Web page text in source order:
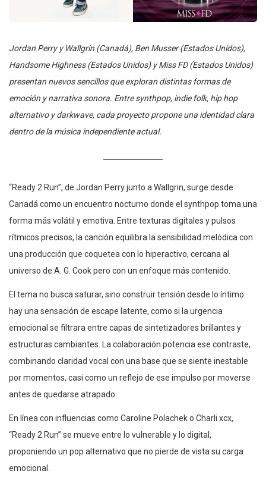
Jordan Perry y Wallgrin (Canadá), Ben Musser (Estados Unidos),
Handsome Highness (Estados Unidos) y Miss FD (Estados Unidos)
presentan nuevos sencillos que exploran distintas formas de
emoción y narrativa sonora. Entre synthpop, indie folk, hip hop
alternativo y darkwave, cada proyecto propone una identidad clara
dentro de la música independiente actual.
“Ready 2 Run”, de Jordan Perry junto a Wallgrin, surge desde
Canadá como un encuentro nocturno donde el synthpop toma una
forma más volátil y emotiva. Entre texturas digitales y pulsos
rítmicos precisos, la canción equilibra la sensibilidad melódica con
una producción que coquetea con lo hiperactivo, cercana al
universo de A. G. Cook pero con un enfoque más contenido.
El tema no busca saturar, sino construir tensión desde lo íntimo:
hay una sensación de escape latente, como si la urgencia
emocional se filtrara entre capas de sintetizadores brillantes y
estructuras cambiantes. La colaboración potencia ese contraste,
combinando claridad vocal con una base que se siente inestable
por momentos, casi como un reflejo de ese impulso por moverse
antes de quedarse atrapado.
En línea con influencias como Caroline Polachek o Charli xcx,
“Ready 2 Run” se mueve entre lo vulnerable y lo digital,
proponiendo un pop alternativo que no pierde de vista su carga
emocional.